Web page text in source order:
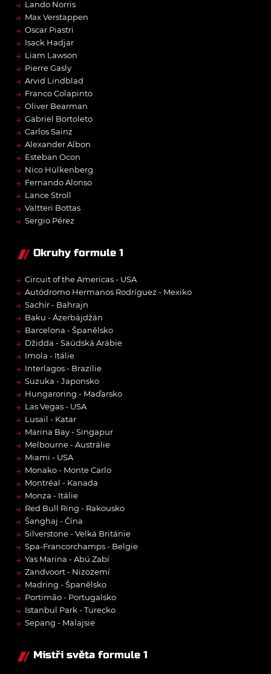
→ Lando Norris
→ Max Verstappen
→ Oscar Piastri
→ Isack Hadjar
→ Liam Lawson
→ Pierre Gasly
→ Arvid Lindblad
→ Franco Colapinto
→ Oliver Bearman
→ Gabriel Bortoleto
→ Carlos Sainz
→ Alexander Albon
→ Esteban Ocon
→ Nico Hülkenberg
→ Fernando Alonso
→ Lance Stroll
→ Valtteri Bottas
→ Sergio Pérez
Okruhy formule 1
→ Circuit of the Americas - USA
→ Autódromo Hermanos Rodríguez - Mexiko
→ Sachír - Bahrajn
→ Baku - Ázerbájdžán
→ Barcelona - Španělsko
→ Džidda - Saúdská Arábie
→ Imola - Itálie
→ Interlagos - Brazílie
→ Suzuka - Japonsko
→ Hungaroring - Maďarsko
→ Las Vegas - USA
→ Lusail - Katar
→ Marina Bay - Singapur
→ Melbourne - Austrálie
→ Miami - USA
→ Monako - Monte Carlo
→ Montréal - Kanada
→ Monza - Itálie
→ Red Bull Ring - Rakousko
→ Šanghaj - Čína
→ Silverstone - Velká Británie
→ Spa-Francorchamps - Belgie
→ Yas Marina - Abú Zabí
→ Zandvoort - Nizozemí
→ Madring - Španělsko
→ Portimão - Portugalsko
→ Istanbul Park - Turecko
→ Sepang - Malajsie
Mistři světa formule 1